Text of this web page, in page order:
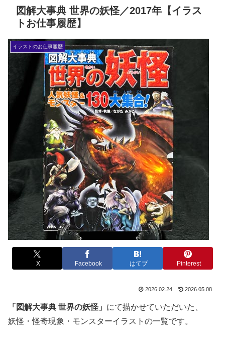
図解大事典 世界の妖怪／2017年【イラス
トお仕事履歴】
イラストのお仕事履歴
X Facebook はてブ Pinterest
2026.02.24 2026.05.08
「図解大事典 世界の妖怪」 にて描かせていただいた、
妖怪・怪奇現象・モンスターイラストの一覧です。